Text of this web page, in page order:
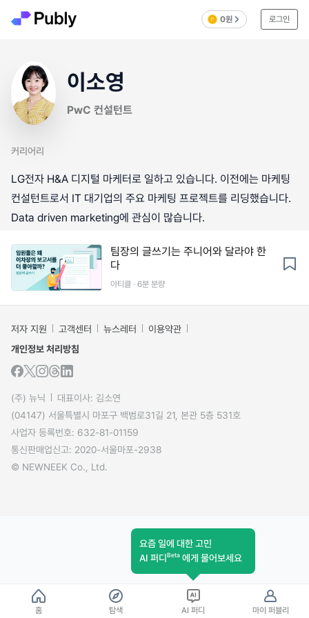
0원 로그인
이소영
PwC 컨설턴트
커리어리
LG전자 H&A 디지털 마케터로 일하고 있습니다. 이전에는 마케팅
컨설턴트로서 IT 대기업의 주요 마케팅 프로젝트를 리딩했습니다.
Data driven marketing에 관심이 많습니다.
팀장의 글쓰기는 주니어와 달라야 한
다
아티클 · 6분 분량
저자 지원 고객센터 뉴스레터
이용약관
개인정보 처리방침
(주) 뉴닉
대표이사: 김소연
(04147) 서울특별시 마포구 백범로31길 21, 본관 5층 531호
사업자 등록번호: 632-81-01159
통신판매업신고: 2020-서울마포-2938
© NEWNEEK Co., Ltd.
홈 탐색
요즘 일에 대한 고민
AI 퍼디Beta 에게 물어보세요
AI 퍼디 마이 퍼블리